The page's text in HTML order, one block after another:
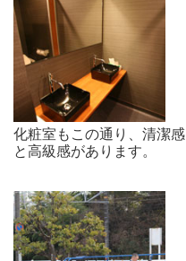
化粧室もこの通り、清潔感
と高級感があります。